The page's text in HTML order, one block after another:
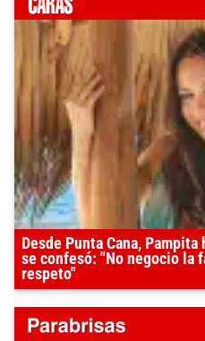
Desde Punta Cana,
se confesó: "No negocio la
respeto"